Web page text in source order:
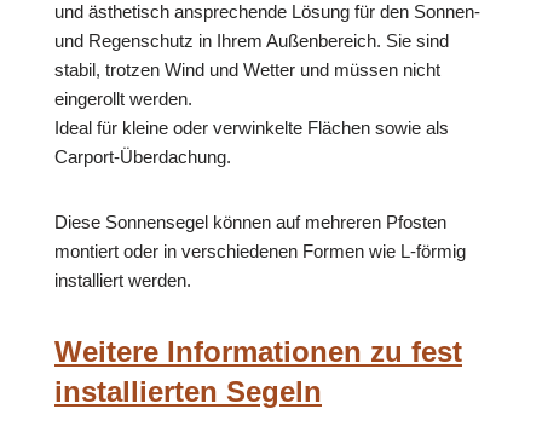
und ästhetisch ansprechende Lösung für den Sonnen-
und Regenschutz in Ihrem Außenbereich. Sie sind
stabil, trotzen Wind und Wetter und müssen nicht
eingerollt werden.
Ideal für kleine oder verwinkelte Flächen sowie als
Carport-Überdachung.
Diese Sonnensegel können auf mehreren Pfosten
montiert oder in verschiedenen Formen wie L-förmig
installiert werden.
Weitere Informationen zu fest
installierten Segeln